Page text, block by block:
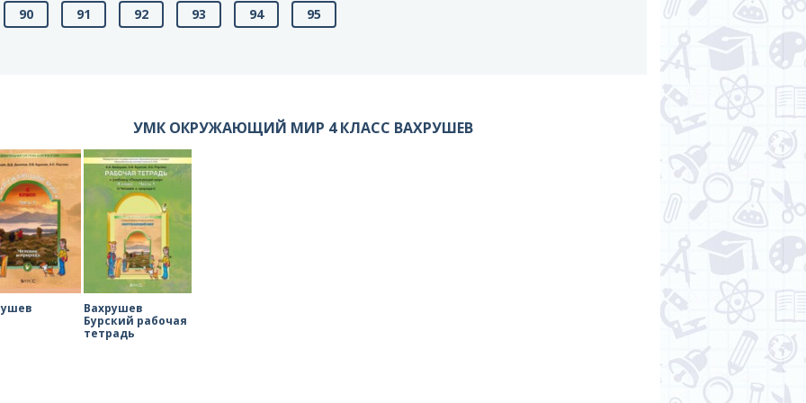
90 91 92 93 94 95
УМК ОКРУЖАЮЩИЙ МИР 4 КЛАСС ВАХРУШЕВ
Вахрушев
Бурский рабочая
тетрадь